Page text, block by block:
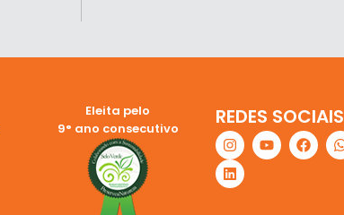
Eleita pelo
9° ano consecutivo
REDES SOCIAIS